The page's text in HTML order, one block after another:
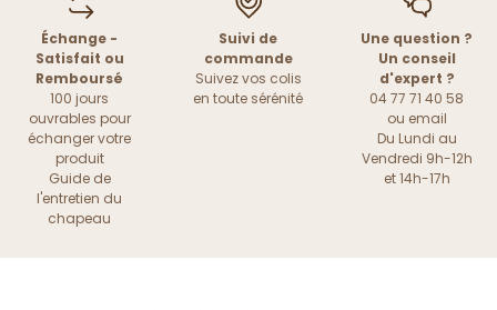
Échange -
Satisfait ou
Remboursé
100 jours
ouvrables pour
échanger votre
produit
Guide de
l'entretien du
chapeau
Suivi de
commande
Suivez vos colis
en toute sérénité
Une question ?
Un conseil
d'expert ?
04 77 71 40 58
ou email
Du Lundi au
Vendredi 9h-12h
et 14h-17h